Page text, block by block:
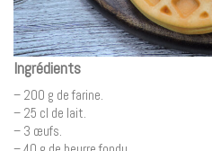
Ingrédients
– 200 g de farine.
– 25 cl de lait.
– 3 œufs.